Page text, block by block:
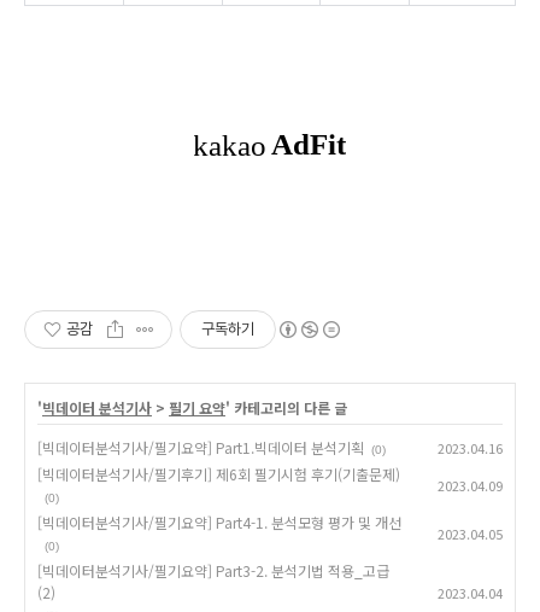
공감 구독하기
'빅데이터 분석기사 > 필기 요약' 카테고리의 다른 글
[빅데이터분석기사/필기요약] Part1.빅데이터 분석기획
(0) 2023.04.16
[빅데이터분석기사/필기후기] 제6회 필기시험 후기(기출문제)
(0)
2023.04.09
[빅데이터분석기사/필기요약] Part4-1. 분석모형 평가 및 개선
(0)
2023.04.05
[빅데이터분석기사/필기요약] Part3-2. 분석기법 적용_고급
(2)
2023.04.04